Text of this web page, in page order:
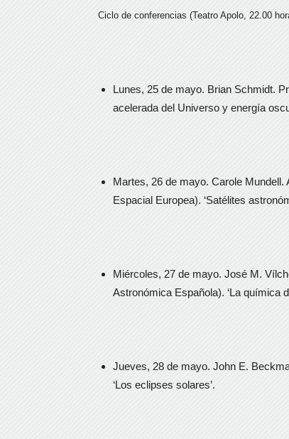
Ciclo de conferencias (Teatro Apolo, 22.00
Lunes, 25 de mayo. Brian Schmidt.
acelerada del Universo y energía
Martes, 26 de mayo. Carole
Espacial Europea). ‘Satélites
Miércoles, 27 de mayo. José M.
Astronómica Española). ‘La química
Jueves, 28 de mayo. John E.
‘Los eclipses solares’.